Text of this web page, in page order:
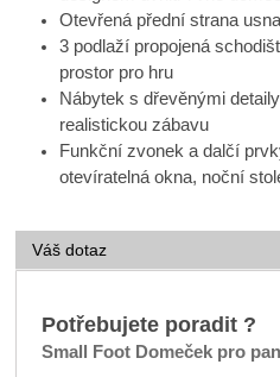
Otevřená přední strana
3 podlaží propojená
prostor pro hru
Nábytek s dřevěnými
realistickou zábavu
Funkční zvonek a dalčí
otevíratelná okna, noční
Váš dotaz
Potřebujete poradit ?
Small Foot Domeček pro